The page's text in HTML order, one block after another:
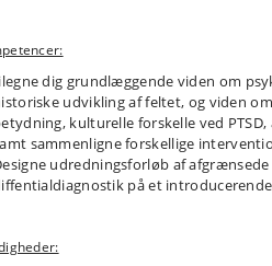
dig grundlæggende viden om
udvikling af feltet, og viden
kulturelle forskelle ved
sammenligne forskellige
udredningsforløb af
på et